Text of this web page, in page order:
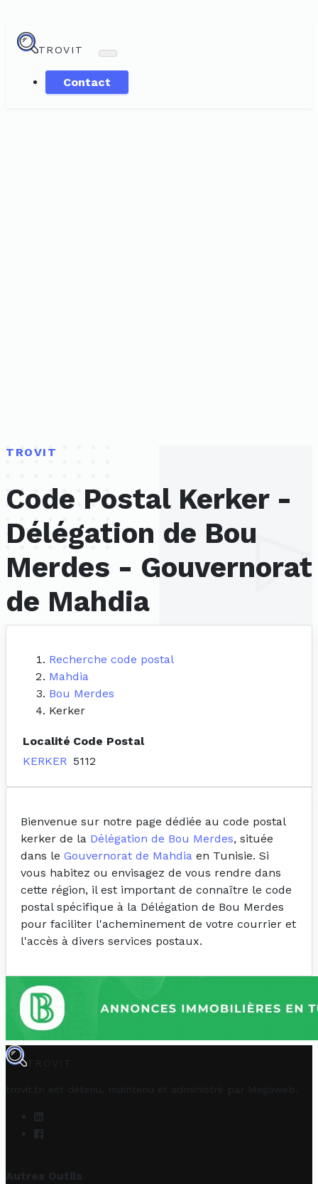
TROVIT
Contact
TROVIT
Code Postal Kerker -
Délégation de Bou
Merdes - Gouvernorat
de Mahdia
Recherche code postal
Mahdia
Bou Merdes
Kerker
Localité Code Postal
KERKER 5112
Bienvenue sur notre page dédiée au code postal
kerker de la Délégation de Bou Merdes, située
dans le Gouvernorat de Mahdia en Tunisie. Si
vous habitez ou envisagez de vous rendre dans
cette région, il est important de connaître le code
postal spécifique à la Délégation de Bou Merdes
pour faciliter l'acheminement de votre courrier et
l'accès à divers services postaux.
TROVIT
trovit.tn est détenu, maintenu et administré par Megaweb
Autres Outils